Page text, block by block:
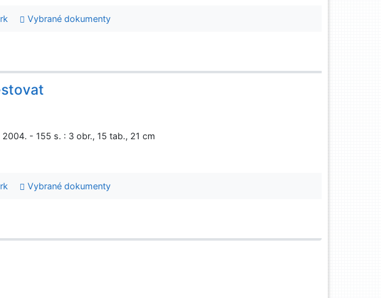
Vybrané dokumenty
2004. - 155 s. : 3 obr., 15 tab., 21 cm
Vybrané dokumenty